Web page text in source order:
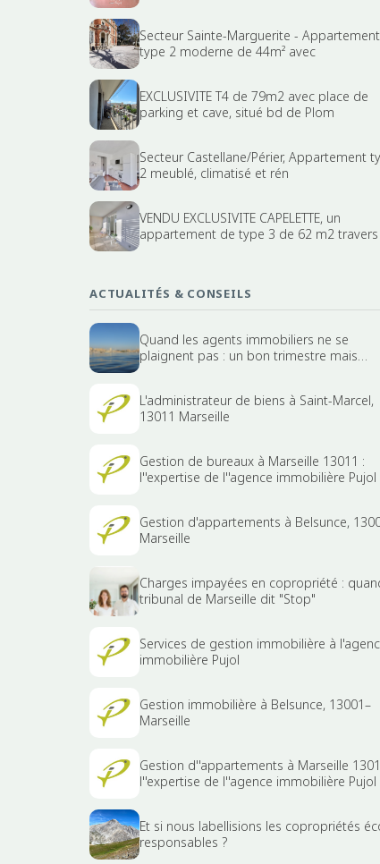
Secteur Sainte-Marguerite -
type 2 moderne de 44m² avec
EXCLUSIVITE T4 de 79m2 avec place de
parking et cave, situé bd de Plom
Secteur Castellane/Périer, Appartement
2 meublé, climatisé et rén
VENDU EXCLUSIVITE CAPELETTE, un
appartement de type 3 de 62 m2 travers
ACTUALITÉS & CONSEILS
Quand les agents immobiliers ne se
plaignent pas : un bon trimestre mais…
L'administrateur de biens à Saint-Marcel,
13011 Marseille
Gestion de bureaux à Marseille 13011 :
l''expertise de l''agence immobilière Pujol
Gestion d'appartements à Belsunce,
Marseille
Charges impayées en copropriété :
tribunal de Marseille dit "Stop"
Services de gestion immobilière à
immobilière Pujol
Gestion immobilière à Belsunce, 13001–
Marseille
Gestion d''appartements à Marseille
l''expertise de l''agence immobilière Pujol
Et si nous labellisions les copropriétés
responsables ?